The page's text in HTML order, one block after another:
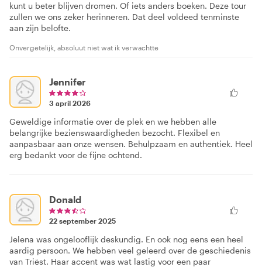
kunt u beter blijven dromen. Of iets anders boeken. Deze tour
zullen we ons zeker herinneren. Dat deel voldeed tenminste
aan zijn belofte.
Onvergetelijk, absoluut niet wat ik verwachtte
Jennifer
3 april 2026
Geweldige informatie over de plek en we hebben alle
belangrijke bezienswaardigheden bezocht. Flexibel en
aanpasbaar aan onze wensen. Behulpzaam en authentiek. Heel
erg bedankt voor de fijne ochtend.
Donald
22 september 2025
Jelena was ongelooflijk deskundig. En ook nog eens een heel
aardig persoon. We hebben veel geleerd over de geschiedenis
van Triëst. Haar accent was wat lastig voor een paar